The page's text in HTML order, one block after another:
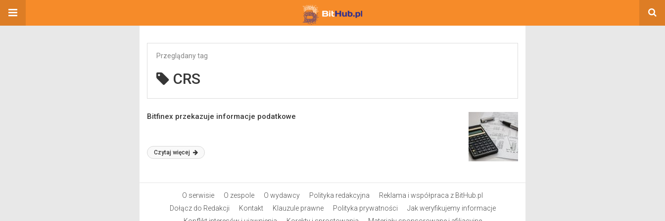
Przeglądany tag
CRS
Bitfinex przekazuje informacje podatkowe
Czytaj więcej
O serwisie O zespole O wydawcy Polityka redakcyjna
Reklama i współpraca z BitHub.pl
Dołącz do Redakcji
Kontakt Klauzule prawne Polityka prywatności
Jak weryfikujemy informacje